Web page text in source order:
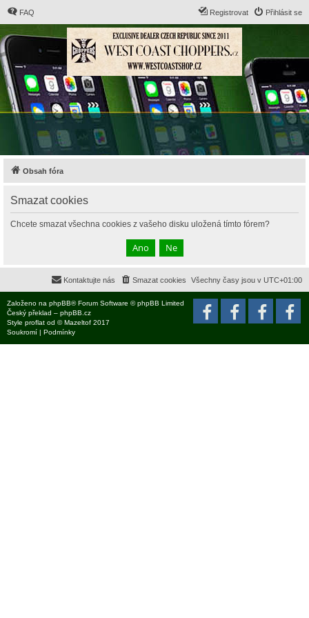
FAQ Přihlásit se
Registrovat
Obsah fóra
Smazat cookies
Chcete smazat všechna cookies z vašeho disku uložená tímto fórem?
Všechny časy jsou v UTC+01:00
Smazat cookies
Kontaktujte nás
Založeno na phpBB® Forum Software © phpBB Limited
Český překlad – phpBB.cz
Style proflat od ©Mazeltof 2017
Soukromí | Podmínky